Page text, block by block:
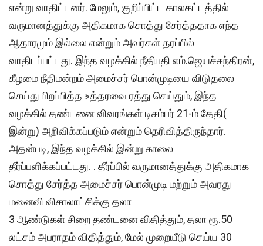
என்று வாதிட்டனர். மேலும், குறிப்பிட்ட காலகட்டத்தில்
வருமானத்துக்கு அதிகமாக சொத்து சேர்த்ததாக எந்த
ஆதாரமும் இல்லை என்றும் அவர்கள் தரப்பில்
வாதிடப்பட்டது. இந்த வழக்கில் நீதிபதி எம்.ஜெயச்சந்திரன்,
கீழமை நீதிமன்றம் அமைச்சர் பொன்முடியை விடுதலை
செய்து பிறப்பித்த உத்தரவை ரத்து செய்தும், இந்த
வழக்கில் தண்டனை விவரங்கள் டிசம்பர் 21-ம் தேதி(
இன்று) அறிவிக்கப்படும் என்றும் தெரிவித்திருந்தார்.
அதன்படி, இந்த வழக்கில் இன்று காலை
தீர்ப்பளிக்கப்பட்டது. . தீர்ப்பில் வருமானத்துக்கு அதிகமாக
சொத்து சேர்த்த அமைச்சர் பொன்முடி மற்றும் அவரது
மனைவி விசாலாட்சிக்கு தலா
3 ஆண்டுகள் சிறை தண்டனை விதித்தும், தலா ரூ.50
லட்சம் அபராதம் விதித்தும், மேல் முறையீடு செய்ய 30